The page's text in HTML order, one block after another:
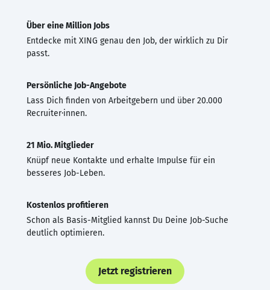
Über eine Million Jobs
Entdecke mit XING genau den Job, der wirklich zu Dir
passt.
Persönliche Job-Angebote
Lass Dich finden von Arbeitgebern und über 20.000
Recruiter·innen.
21 Mio. Mitglieder
Knüpf neue Kontakte und erhalte Impulse für ein
besseres Job-Leben.
Kostenlos profitieren
Schon als Basis-Mitglied kannst Du Deine Job-Suche
deutlich optimieren.
Jetzt registrieren